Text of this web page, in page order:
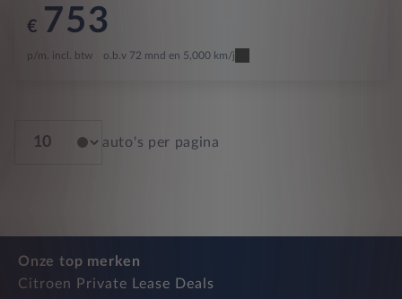
€ 753
p/m. incl. btw o.b.v 72 mnd en 5,000 km/j
auto's per pagina
Onze top merken
Citroen Private Lease Deals